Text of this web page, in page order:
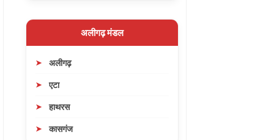
अलीगढ़ मंडल
अलीगढ़
एटा
हाथरस
कासगंज